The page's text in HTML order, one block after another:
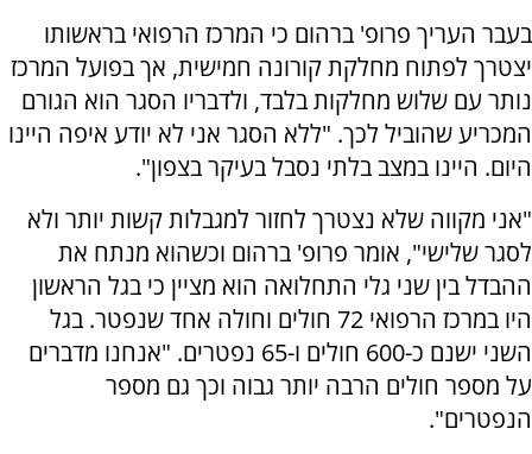
בעבר העריך פרופ' ברהום כי המרכז הרפואי בראשותו
יצטרך לפתוח מחלקת קורונה חמישית, אך בפועל המרכז
נותר עם שלוש מחלקות בלבד, ולדבריו הסגר הוא הגורם
המכריע שהוביל לכך. "ללא הסגר אני לא יודע איפה היינו
היום. היינו במצב בלתי נסבל בעיקר בצפון".
"אני מקווה שלא נצטרך לחזור למגבלות קשות יותר ולא
לסגר שלישי", אומר פרופ' ברהום וכשהוא מנתח את
ההבדל בין שני גלי התחלואה הוא מציין כי בגל הראשון
היו במרכז הרפואי 72 חולים וחולה אחד שנפטר. בגל
השני ישנם כ-600 חולים ו-65 נפטרים. "אנחנו מדברים
על מספר חולים הרבה יותר גבוה וכך גם מספר
הנפטרים".